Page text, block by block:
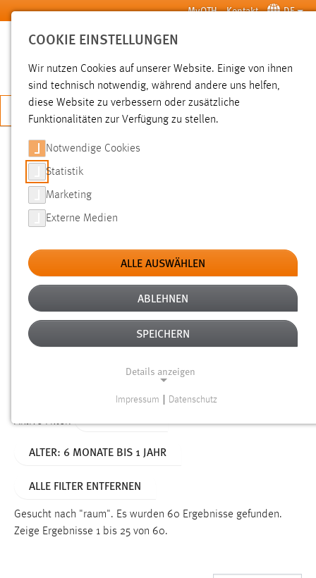
Zum Hauptinhalt springen MyOTH Kontakt DE
SUCHE
JETZT BEWERBEN
SUCHE
FILTER
Typ
Erstellungsdatum
Alter
Aktive Filter:
ALTER: 6 MONATE BIS 1 JAHR
ALLE FILTER ENTFERNEN
Gesucht nach "raum". Es wurden 60 Ergebnisse gefunden.
Zeige Ergebnisse 1 bis 25 von 60.
COOKIE EINSTELLUNGEN
Wir nutzen Cookies auf unserer Website. Einige von ihnen
sind technisch notwendig, während andere uns helfen,
diese Website zu verbessern oder zusätzliche
Funktionalitäten zur Verfügung zu stellen.
Notwendige Cookies
Statistik
Marketing
Externe Medien
ALLE AUSWÄHLEN
ABLEHNEN
SPEICHERN
Details anzeigen
Funktionen und sind für die einwandfreie Funktion der
Name:
Impressum Datenschutz